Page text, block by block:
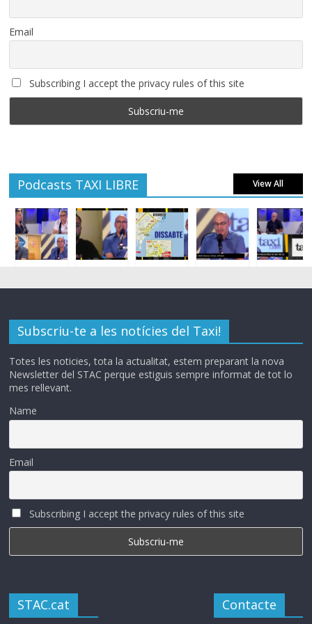
Email
Subscribing I accept the privacy rules of this site
Podcasts TAXI LIBRE View All
Subscriu-te a les notícies del Taxi!
Totes les noticies, tota la actualitat, estem preparant la nova
Newsletter del STAC perque estiguis sempre informat de tot lo
mes rellevant.
Name
Email
Subscribing I accept the privacy rules of this site
STAC.cat Contacte